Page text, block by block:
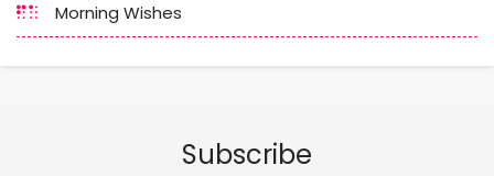
Morning Wishes
Subscribe